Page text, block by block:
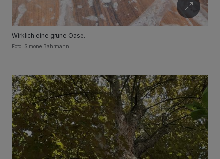
Wirklich eine grüne Oase.
Foto: Simone Bahrmann